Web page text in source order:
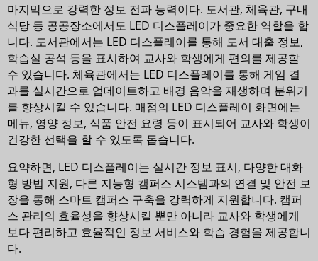
마지막으로 강력한 정보 전파 능력이다. 도서관, 체육관, 구내
식당 등 공공장소에서도 LED 디스플레이가 중요한 역할을 합
니다. 도서관에서는 LED 디스플레이를 통해 도서 대출 정보,
학습실 공석 등을 표시하여 교사와 학생에게 편의를 제공할
수 있습니다. 체육관에서는 LED 디스플레이를 통해 게임 결
과를 실시간으로 업데이트하고 배경 음악을 재생하며 분위기
를 향상시킬 수 있습니다. 매점의 LED 디스플레이 화면에는
메뉴, 영양 정보, 식품 안전 요령 등이 표시되어 교사와 학생이
건강한 선택을 할 수 있도록 돕습니다.
요약하면, LED 디스플레이는 실시간 정보 표시, 다양한 대화
형 방법 지원, 다른 지능형 캠퍼스 시스템과의 연결 및 안전 보
장을 통해 스마트 캠퍼스 구축을 강력하게 지원합니다. 캠퍼
스 관리의 효율성을 향상시킬 뿐만 아니라 교사와 학생에게
보다 편리하고 효율적인 정보 서비스와 학습 경험을 제공합니
다.